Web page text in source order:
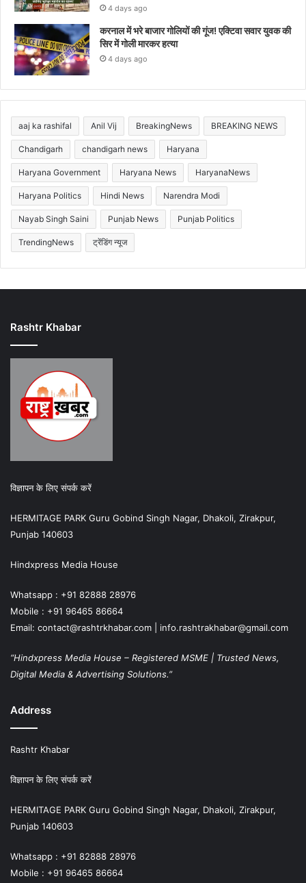
4 days ago
करनाल में भरे बाजार गोलियों की गूंज! एक्टिवा सवार युवक की
सिर में गोली मारकर हत्या
4 days ago
aaj ka rashifal Anil Vij BreakingNews BREAKING NEWS
Chandigarh chandigarh news Haryana
Haryana Government Haryana News HaryanaNews
Haryana Politics Hindi News Narendra Modi
Nayab Singh Saini Punjab News Punjab Politics
TrendingNews ट्रेंडिंग न्यूज
Rashtr Khabar
विज्ञापन के लिए संपर्क करें
HERMITAGE PARK Guru Gobind Singh Nagar, Dhakoli, Zirakpur,
Punjab 140603
Hindxpress Media House
Whatsapp : +91 82888 28976
Mobile : +91 96465 86664
Email: contact@rashtrkhabar.com | info.rashtrakhabar@gmail.com
“Hindxpress Media House – Registered MSME | Trusted News,
Digital Media & Advertising Solutions.”
Address
Rashtr Khabar
विज्ञापन के लिए संपर्क करें
HERMITAGE PARK Guru Gobind Singh Nagar, Dhakoli, Zirakpur,
Punjab 140603
Whatsapp : +91 82888 28976
Mobile : +91 96465 86664